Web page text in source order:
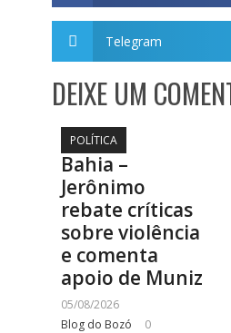
Telegram
DEIXE UM
POLÍTICA
Bahia –
Jerônimo
rebate críticas
sobre violência
e comenta
apoio de Muniz
05/08/2026
Blog do Bozó
0